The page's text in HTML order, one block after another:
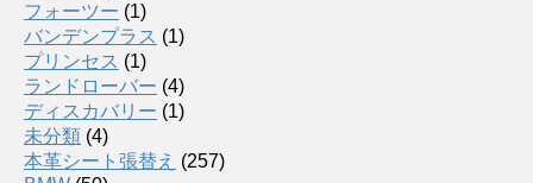
フォーツー (1)
バンデンプラス (1)
プリンセス (1)
ランドローバー (4)
ディスカバリー (1)
未分類 (4)
本革シート張替え (257)